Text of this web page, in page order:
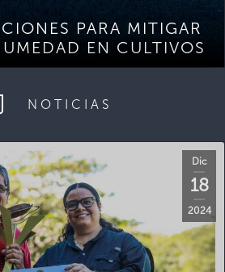
PARA MITIGAR
EN CULTIVOS
NOTICIAS
Dic
18
2024